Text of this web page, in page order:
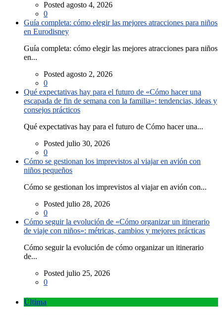
Posted agosto 4, 2026
0
Guía completa: cómo elegir las mejores atracciones para niños
en Eurodisney
Guía completa: cómo elegir las mejores atracciones para niños
en...
Posted agosto 2, 2026
0
Qué expectativas hay para el futuro de «Cómo hacer una
escapada de fin de semana con la familia»: tendencias, ideas y
consejos prácticos
Qué expectativas hay para el futuro de Cómo hacer una...
Posted julio 30, 2026
0
Cómo se gestionan los imprevistos al viajar en avión con
niños pequeños
Cómo se gestionan los imprevistos al viajar en avión con...
Posted julio 28, 2026
0
Cómo seguir la evolución de «Cómo organizar un itinerario
de viaje con niños»: métricas, cambios y mejores prácticas
Cómo seguir la evolución de cómo organizar un itinerario
de...
Posted julio 25, 2026
0
Última